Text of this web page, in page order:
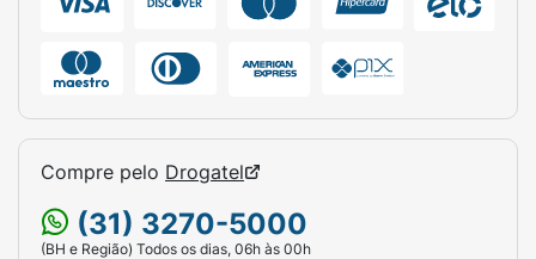
Compre pelo Drogatel
(31) 3270-5000
(BH e Região) Todos os dias, 06h às 00h